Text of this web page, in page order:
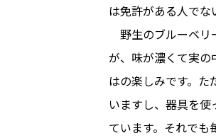
は免許がある人でな
野生のブルーベリ
が、味が濃くて実の
はの楽しみです。
いますし、器具を
ています。それで